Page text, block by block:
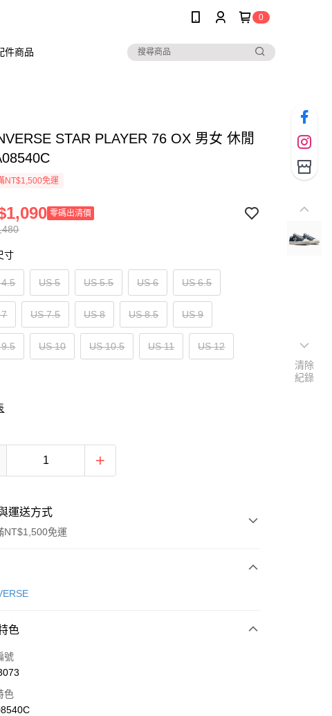
0
件商品
STAR PLAYER 76 OX 男女 休閒
NT$1,500免運
零碼出清價
寸
4.5 US 5 US 5.5 US 6 US 6.5
7 US 7.5 US 8 US 8.5 US 9
9.5 US 10 US 10.5 US 11 US 12
運送方式
NT$1,500免運
式
次付款
金庫商業銀行
商業銀行
商業儲蓄銀行
世華商業銀行
色
號
色
清除
紀錄